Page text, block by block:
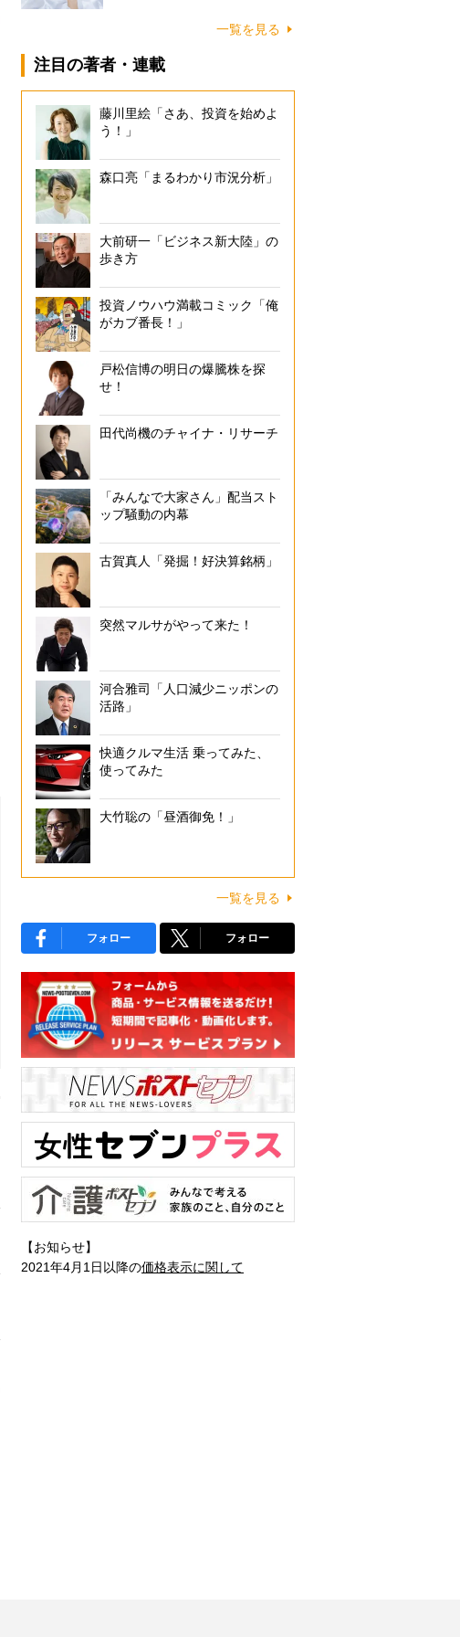
一覧を見る
注目の著者・連載
藤川里絵「さあ、投資を始めよ
う！」
森口亮「まるわかり市況分析」
大前研一「ビジネス新大陸」の
歩き方
投資ノウハウ満載コミック「俺
がカブ番長！」
戸松信博の明日の爆騰株を探
せ！
田代尚機のチャイナ・リサーチ
「みんなで大家さん」配当スト
ップ騒動の内幕
古賀真人「発掘！好決算銘柄」
突然マルサがやって来た！
河合雅司「人口減少ニッポンの
活路」
快適クルマ生活 乗ってみた、
使ってみた
大竹聡の「昼酒御免！」
一覧を見る
フォロー フォロー
【お知らせ】
2021年4月1日以降の価格表示に関して